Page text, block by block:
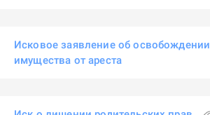
Исковое заявление об освобождении
имущества от ареста